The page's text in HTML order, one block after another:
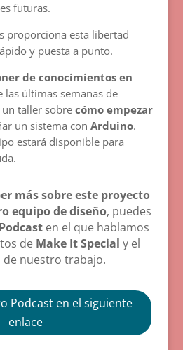
futuras.
proporciona esta libertad
y puesta a punto.
de conocimientos en
las últimas semanas de
taller sobre cómo empezar
un sistema con Arduino.
estará disponible para
más sobre este proyecto
equipo de diseño, puedes
Podcasten el que hablamos
de Make It Special y el
nuestro trabajo.
Podcast en el siguiente
enlace